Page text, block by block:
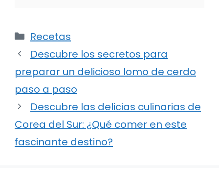
Categorías
Recetas
Descubre los secretos para
preparar un delicioso lomo de cerdo
paso a paso
Descubre las delicias culinarias de
Corea del Sur: ¿Qué comer en este
fascinante destino?